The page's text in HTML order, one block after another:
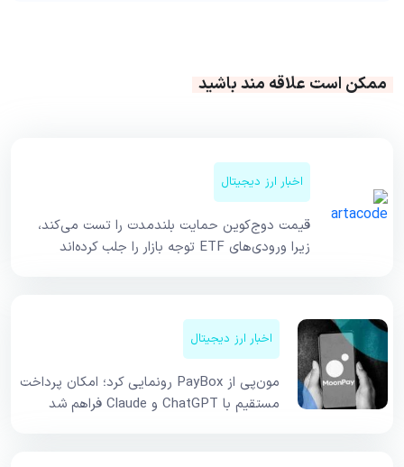
ممکن است علاقه مند باشید
اخبار ارز دیجیتال
قیمت دوج‌کوین حمایت بلندمدت را تست می‌کند،
زیرا ورودی‌های ETF توجه بازار را جلب کرده‌اند
اخبار ارز دیجیتال
مون‌پی از PayBox رونمایی کرد؛ امکان پرداخت
مستقیم با ChatGPT و Claude فراهم شد